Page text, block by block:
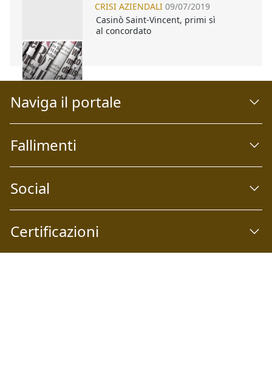
CRISI AZIENDALI 09/07/2019
Casinò Saint-Vincent, primi sì
al concordato
Naviga il portale
Fallimenti
Social
Certificazioni